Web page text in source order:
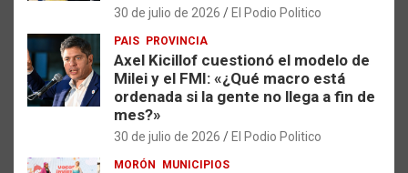
30 de julio de 2026 El Podio Politico
PAIS PROVINCIA
Axel Kicillof cuestionó el modelo de
Milei y el FMI: «¿Qué macro está
ordenada si la gente no llega a fin de
mes?»
30 de julio de 2026 El Podio Politico
MORÓN MUNICIPIOS